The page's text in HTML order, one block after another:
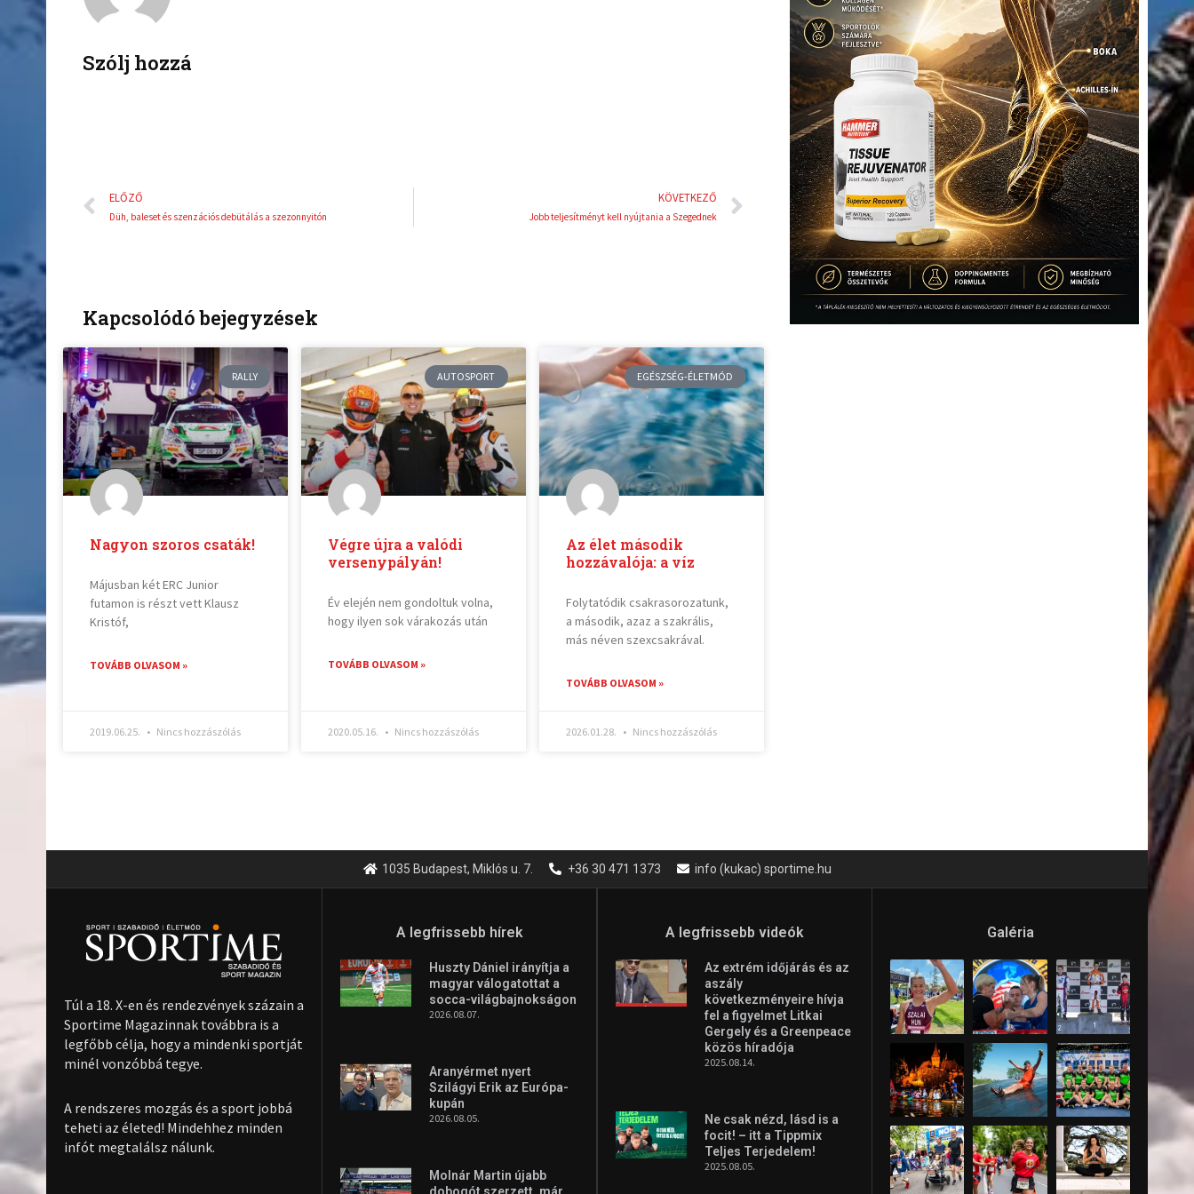
Szólj hozzá
Előző
ELŐZŐ
Düh, baleset és szenzációs debütálás a szezonnyitón
KÖVETKEZŐ
Jobb teljesítményt kell nyújtania a Szegednek
Következő
Kapcsolódó bejegyzések
RALLY
Nagyon szoros csaták!
Májusban két ERC Junior
futamon is részt vett Klausz
Kristóf,
TOVÁBB OLVASOM »
2019.06.25. Nincs hozzászólás
AUTOSPORT
Végre újra a valódi
versenypályán!
Év elején nem gondoltuk volna,
hogy ilyen sok várakozás után
TOVÁBB OLVASOM »
2020.05.16. Nincs hozzászólás
EGÉSZSÉG-ÉLETMÓD
Az élet második
hozzávalója: a víz
Folytatódik csakrasorozatunk,
a második, azaz a szakrális,
más néven szexcsakrával.
TOVÁBB OLVASOM »
2026.01.28. Nincs hozzászólás
1035 Budapest, Miklós u. 7. +36 30 471 1373 info (kukac) sportime.hu
Túl a 18. X-en és rendezvények százain a
Sportime Magazinnak továbbra is a
legfőbb célja, hogy a mindenki sportját
minél vonzóbbá tegye.
A rendszeres mozgás és a sport jobbá
teheti az életed! Mindehhez minden
infót megtalálsz nálunk.
A legfrissebb hírek
Huszty Dániel irányítja a
magyar válogatottat a
socca-világbajnokságon
2026.08.07.
Aranyérmet nyert
Szilágyi Erik az Európa-
kupán
2026.08.05.
Molnár Martin újabb
A legfrissebb videók
Az extrém időjárás és az
aszály
következményeire hívja
fel a figyelmet Litkai
Gergely és a Greenpeace
közös híradója
2025.08.14.
Ne csak nézd, lásd is a
focit! – itt a Tippmix
Teljes Terjedelem!
2025.08.05.
Galéria